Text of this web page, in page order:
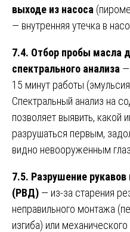
выходе из насоса
— внутренняя утечка в
7.4. Отбор пробы масла
спектрального анализа —
15 минут работы
Спектральный анализ на
позволяет выявить, какой
разрушаться первым,
видно невооруженным
7.5. Разрушение
(РВД) — из-за старения
неправильного монтажа
изгиба) или